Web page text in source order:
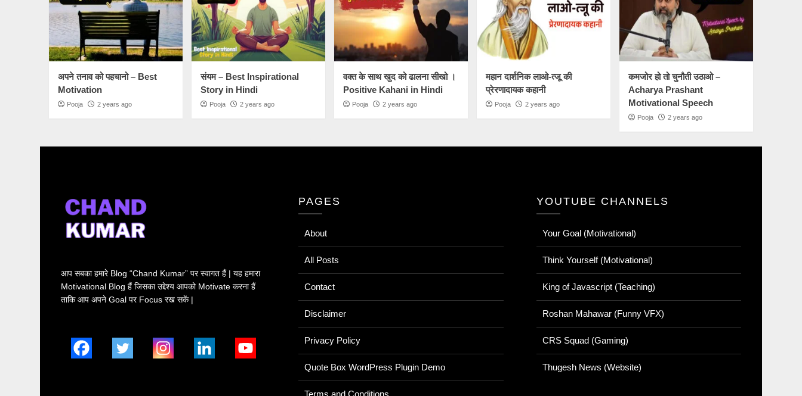
अपने तनाव को पहचानो – Best
Motivation
Pooja 2 years ago
संयम – Best Inspirational
Story in Hindi
Pooja 2 years ago
वक्त के साथ खुद को ढालना सीखो ।
Positive Kahani in Hindi
Pooja 2 years ago
महान दार्शनिक लाओ-त्जू की
प्रेरणादायक कहानी
Pooja 2 years ago
कमजोर हो तो चुनौती उठाओ –
Acharya Prashant
Motivational Speech
Pooja 2 years ago
आप सबका हमारे Blog “Chand Kumar” पर स्वागत हैं | यह हमारा
Motivational Blog हैं जिसका उद्देश्य आपको Motivate करना हैं
ताकि आप अपने Goal पर Focus रख सकें |
PAGES
About
All Posts
Contact
Disclaimer
Privacy Policy
Quote Box WordPress Plugin Demo
Terms and Conditions
YOUTUBE CHANNELS
Your Goal (Motivational)
Think Yourself (Motivational)
King of Javascript (Teaching)
Roshan Mahawar (Funny VFX)
CRS Squad (Gaming)
Thugesh News (Website)